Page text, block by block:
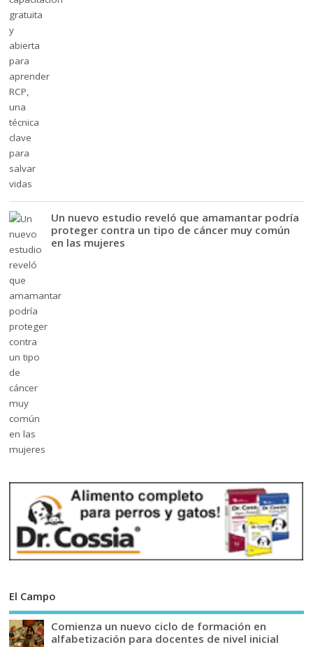
Un nuevo estudio reveló que amamantar podría
proteger contra un tipo de cáncer muy común
en las mujeres
El Campo
Comienza un nuevo ciclo de formación en
alfabetización para docentes de nivel inicial